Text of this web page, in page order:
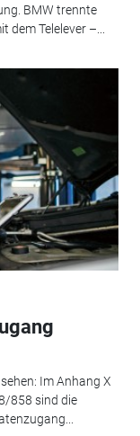
BMW trennte
Telelever –...
Im Anhang X
858 sind die